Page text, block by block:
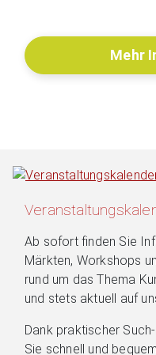
Mehr
Ab sofort finden Sie
Märkten, Workshops
rund um das Thema
und stets aktuell auf
Dank praktischer
Sie schnell und